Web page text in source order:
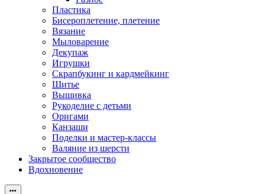
Пластика
Бисероплетение, плетение
Вязание
Мыловарение
Декупаж
Игрушки
Скрапбукинг и кардмейкинг
Шитье
Вышивка
Рукоделие с детьми
Оригами
Канзаши
Поделки и мастер-классы
Валяние из шерсти
Закрытое сообщество
Вдохновение